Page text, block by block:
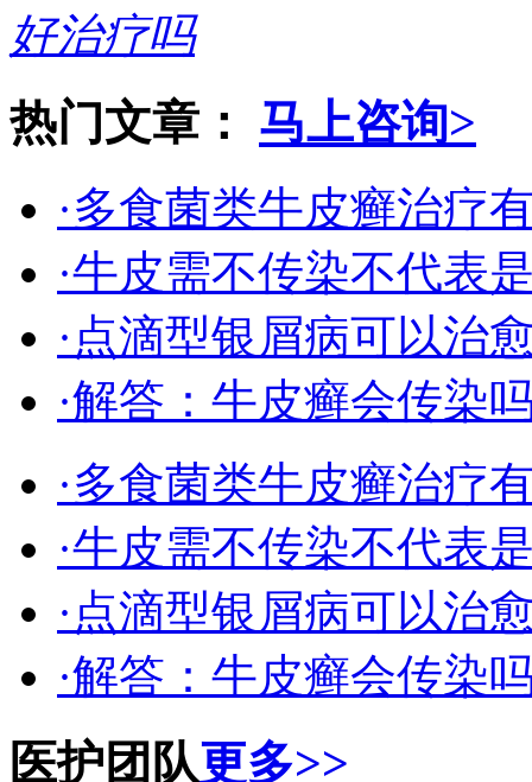
好治疗吗
热门文章： 马上咨询>
·多食菌类牛皮癣治疗
·牛皮需不传染不代表
·点滴型银屑病可以治
·解答：牛皮癣会传染
·多食菌类牛皮癣治疗
·牛皮需不传染不代表
·点滴型银屑病可以治
·解答：牛皮癣会传染
医护团队更多>>